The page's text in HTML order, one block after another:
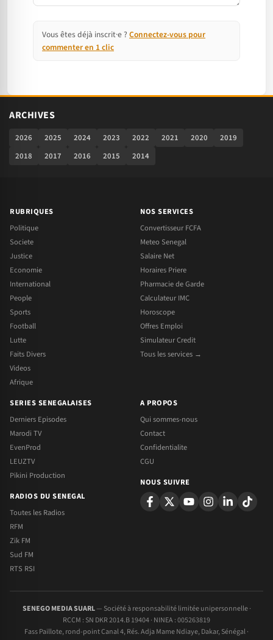
Vous êtes déjà inscrit·e ? Connectez-vous pour
commenter en 1 clic
ARCHIVES
2026 2025 2024 2023 2022 2021 2020
2019
2018
2017 2016 2015 2014
RUBRIQUES
Politique
Societe
Justice
Economie
International
People
Sports
Football
Lutte
Faits Divers
Videos
Afrique
NOS SERVICES
Convertisseur FCFA
Meteo Senegal
Salaire Net
Horaires Priere
Pharmacie de Garde
Calculateur IMC
Horoscope
Offres Emploi
Simulateur Credit
Tous les services →
SERIES SENEGALAISES
Derniers Episodes
Marodi TV
EvenProd
LEUZTV
Pikini Production
RADIOS DU SENEGAL
Toutes les Radios
RFM
Zik FM
Sud FM
RTS RSI
A PROPOS
Qui sommes-nous
Contact
Confidentialite
CGU
NOUS SUIVRE
SENEGO MEDIA SUARL— Société à responsabilité limitée unipersonnelle ·
RCCM : SN DKR 2014.B 19404 · NINEA : 005263819
Fass Paillote, rond-point Canal 4, Rés. Adja Mame Ndiaye, Dakar, Sénégal ·